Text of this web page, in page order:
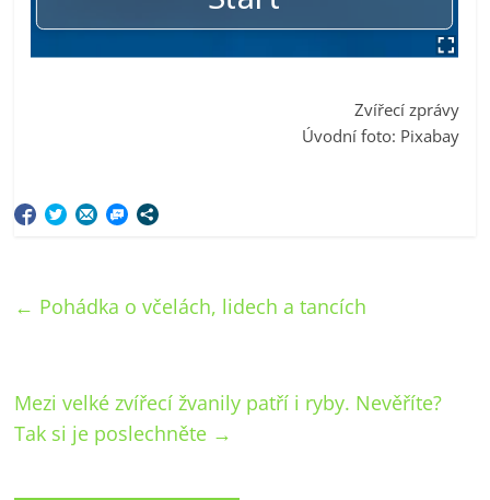
Zvířecí zprávy
Úvodní foto: Pixabay
← Pohádka o včelách, lidech a tancích
Mezi velké zvířecí žvanily patří i ryby. Nevěříte?
Tak si je poslechněte →